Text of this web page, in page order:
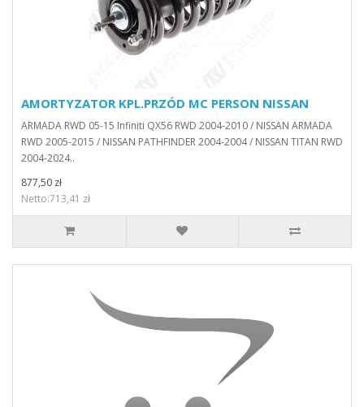
AMORTYZATOR KPL.PRZÓD MC PERSON NISSAN
ARMADA RWD 05-15 Infiniti QX56 RWD 2004-2010 / NISSAN ARMADA
RWD 2005-2015 / NISSAN PATHFINDER 2004-2004 / NISSAN TITAN RWD
2004-2024..
877,50 zł
Netto:713,41 zł